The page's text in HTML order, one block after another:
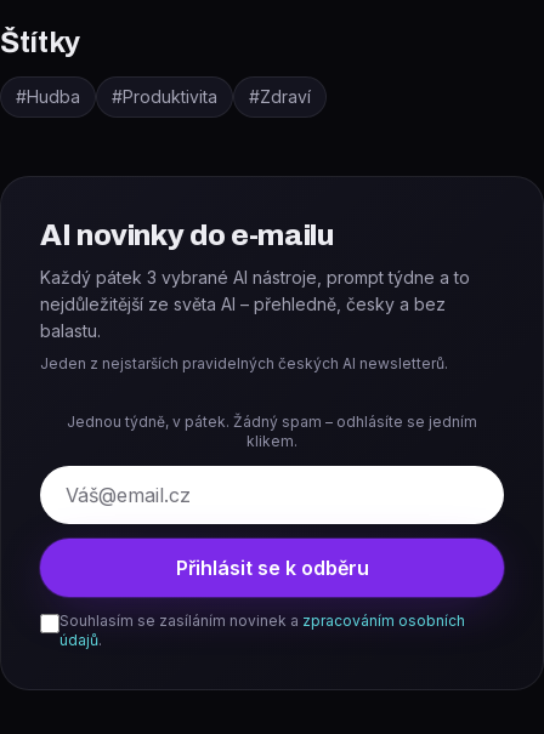
Štítky
#Hudba #Produktivita #Zdraví
AI novinky do e-mailu
Každý pátek 3 vybrané AI nástroje, prompt týdne a to
nejdůležitější ze světa AI – přehledně, česky a bez
balastu.
Jeden z nejstarších pravidelných českých AI newsletterů.
Jednou týdně, v pátek. Žádný spam – odhlásíte se jedním
klikem.
E-mail
Přihlásit se k odběru
Souhlasím se zasíláním novinek a zpracováním osobních
údajů.